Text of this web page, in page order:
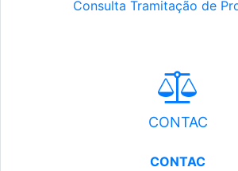
Consulta Tramitação de
CONTAC
CONTAC